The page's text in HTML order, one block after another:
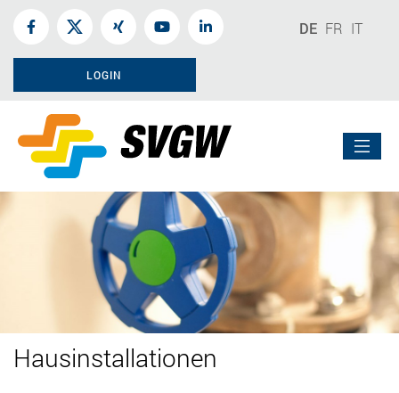
DE FR IT
LOGIN
Hausinstallationen